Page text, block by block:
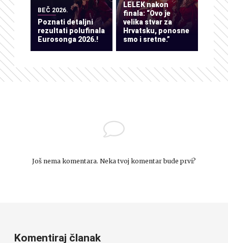
BEČ 2026.
Poznati detaljni
rezultati polufinala
Eurosonga 2026.!
LELEK nakon
finala: “Ovo je
velika stvar za
Hrvatsku, ponosne
smo i sretne.”
Još nema komentara. Neka tvoj komentar bude prvi?
Komentiraj članak